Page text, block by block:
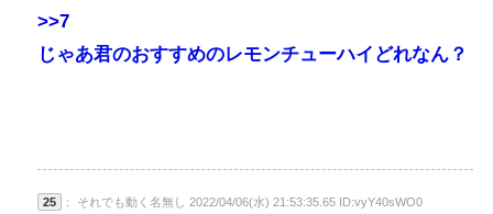
>>7
じゃあ君のおすすめのレモンチューハイどれなん？
25 ： それでも動く名無し 2022/04/06(水) 21:53:35.65 ID:vyY40sWO0